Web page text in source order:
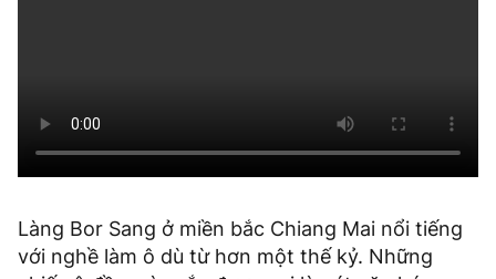
Làng Bor Sang ở miền bắc Chiang Mai nổi tiếng
với nghề làm ô dù từ hơn một thế kỷ. Những